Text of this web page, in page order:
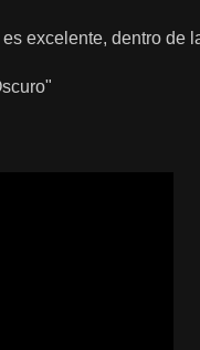
excelente, dentro de